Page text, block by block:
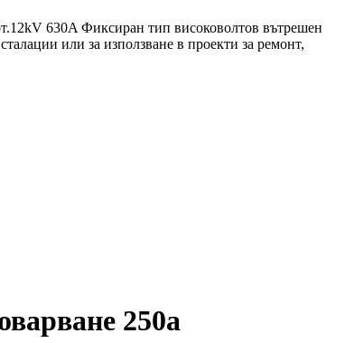
630A Фиксиран тип високоволтов вътрешен
или за използване в проекти за ремонт,
250a